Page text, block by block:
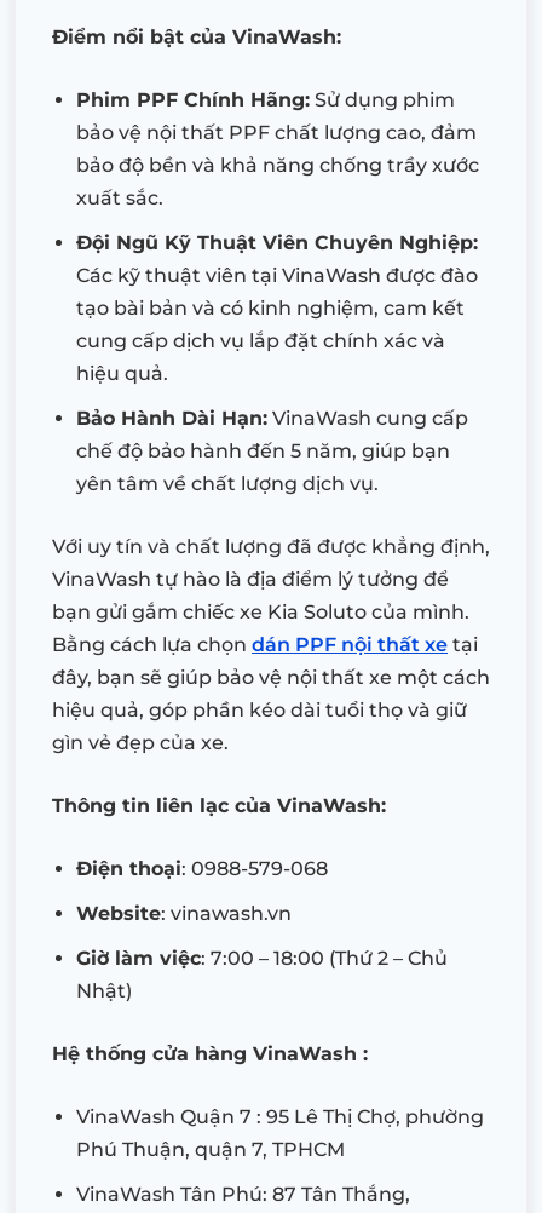
Điểm nổi bật của VinaWash:
Phim PPF Chính Hãng: Sử dụng phim
bảo vệ nội thất PPF chất lượng cao, đảm
bảo độ bền và khả năng chống trầy xước
xuất sắc.
Đội Ngũ Kỹ Thuật Viên Chuyên Nghiệp:
Các kỹ thuật viên tại VinaWash được đào
tạo bài bản và có kinh nghiệm, cam kết
cung cấp dịch vụ lắp đặt chính xác và
hiệu quả.
Bảo Hành Dài Hạn: VinaWash cung cấp
chế độ bảo hành đến 5 năm, giúp bạn
yên tâm về chất lượng dịch vụ.
Với uy tín và chất lượng đã được khẳng định,
VinaWash tự hào là địa điểm lý tưởng để
bạn gửi gắm chiếc xe Kia Soluto của mình.
Bằng cách lựa chọn dán PPF nội thất xe tại
đây, bạn sẽ giúp bảo vệ nội thất xe một cách
hiệu quả, góp phần kéo dài tuổi thọ và giữ
gìn vẻ đẹp của xe.
Thông tin liên lạc của VinaWash:
Điện thoại: 0988-579-068
Website: vinawash.vn
Giờ làm việc: 7:00 – 18:00 (Thứ 2 – Chủ
Nhật)
Hệ thống cửa hàng VinaWash :
VinaWash Quận 7 : 95 Lê Thị Chợ, phường
Phú Thuận, quận 7, TPHCM
VinaWash Tân Phú: 87 Tân Thắng,